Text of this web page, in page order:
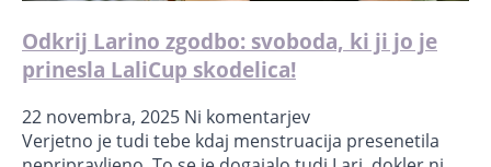
Odkrij Larino zgodbo: svoboda, ki ji jo je
prinesla LaliCup skodelica!
22 novembra, 2025 Ni komentarjev
Verjetno je tudi tebe kdaj menstruacija presenetila